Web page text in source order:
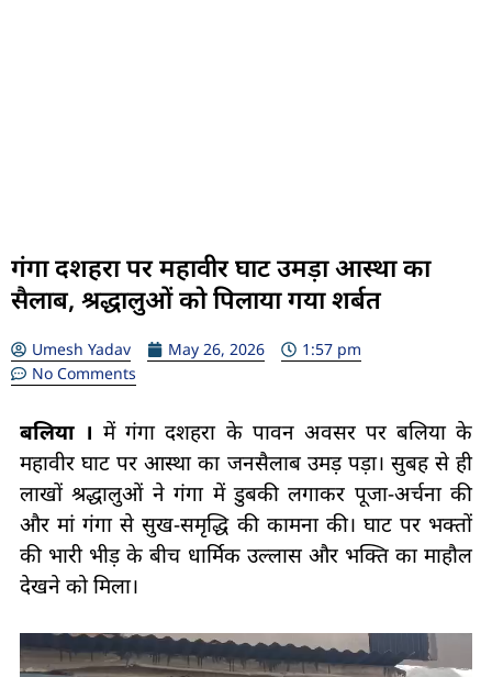
गंगा दशहरा पर महावीर घाट उमड़ा आस्था का
सैलाब, श्रद्धालुओं को पिलाया गया शर्बत
Umesh Yadav May 26, 2026
1:57 pm
No Comments
बलिया ।में गंगा दशहरा के पावन अवसर पर बलिया के
महावीर घाट पर आस्था का जनसैलाब उमड़ पड़ा। सुबह से ही
लाखों श्रद्धालुओं ने गंगा में डुबकी लगाकर पूजा-अर्चना की
और मां गंगा से सुख-समृद्धि की कामना की। घाट पर भक्तों
की भारी भीड़ के बीच धार्मिक उल्लास और भक्ति का माहौल
देखने को मिला।